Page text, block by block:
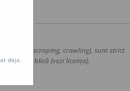
(web scraping, crawling), sunt strict
publică (vezi licența).
deja.